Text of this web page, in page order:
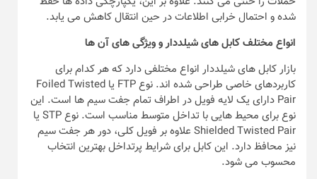
شده و احتمال خرابی اطلاعات در حین انتقال کاهش می یابد.
انواع مختلف کابل های شیلددار و ویژگی های آن ها
بازار کابل های شیلددار انواع مختلفی دارد که هر کدام برای
کاربردهای خاصی طراحی شده اند. نوع FTP یا Foiled Twisted
Pair دارای یک لایه فویل در اطراف تمام جفت سیم ها است. این
نوع برای محیط هایی با تداخل متوسط مناسب است. نوع STP یا
Shielded Twisted Pair علاوه بر فویل کلی، دور هر جفت سیم
نیز محافظ دارد. این کابل برای شرایط پرتداخل بهترین انتخاب
محسوب می شود.